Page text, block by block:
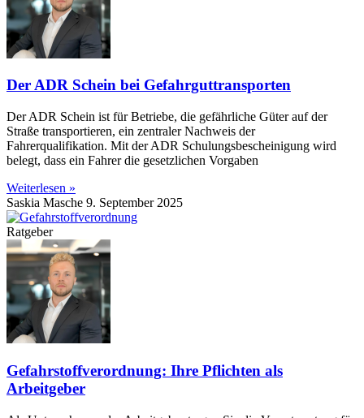
Der ADR Schein bei Gefahrguttransporten
Der ADR Schein ist für Betriebe, die gefährliche Güter auf der
Straße transportieren, ein zentraler Nachweis der
Fahrerqualifikation. Mit der ADR Schulungsbescheinigung wird
belegt, dass ein Fahrer die gesetzlichen Vorgaben
Weiterlesen »
Saskia Masche 9. September 2025
Ratgeber
Gefahrstoffverordnung: Ihre Pflichten als
Arbeitgeber